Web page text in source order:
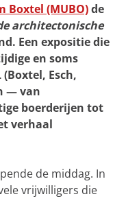
Boxtel (MUBO)de
architectonische
Een expositie die
en soms
Esch,
— van
boerderijen tot
verhaal
de middag. In
vrijwilligers die